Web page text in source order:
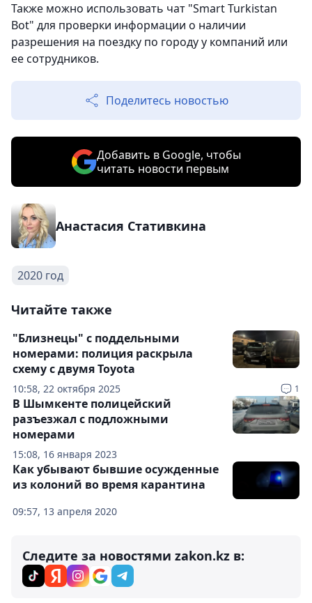
Также можно использовать чат "Smart Turkistan
Bot" для проверки информации о наличии
разрешения на поездку по городу у компаний или
ее сотрудников.
Поделитесь новостью
Добавить в Google, чтобы
читать новости первым
Анастасия Стативкина
2020 год
Читайте также
10:58, 22 октября 2025 1
"Близнецы" с поддельными
номерами: полиция раскрыла
схему с двумя Toyota
15:08, 16 января 2023
В Шымкенте полицейский
разъезжал с подложными
номерами
09:57, 13 апреля 2020
Как убывают бывшие осужденные
из колоний во время карантина
Следите за новостями zakon.kz в: